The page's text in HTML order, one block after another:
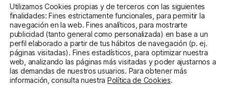
Centro Sanitario Autorizado con el código E08737002
Aviso LegalPolítica de PrivacidadPolítica de Cookies
Utilizamos Cookies propias y de terceros con las siguientes
finalidades: Fines estrictamente funcionales, para permitir la
navegación en la web. Fines analíticos, para mostrarte
publicidad (tanto general como personalizada) en base a un
perfil elaborado a partir de tus hábitos de navegación (p. ej.
páginas visitadas). Fines estadísticos, para optimizar nuestra
web, analizando las páginas más visitadas y poder ajustarnos a
las demandas de nuestros usuarios. Para obtener más
información, consulta nuestra Política de Cookies.